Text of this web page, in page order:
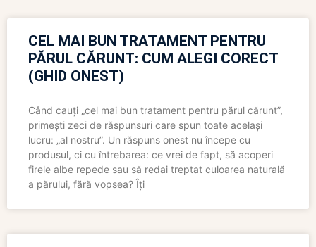
CEL MAI BUN TRATAMENT PENTRU
PĂRUL CĂRUNT: CUM ALEGI CORECT
(GHID ONEST)
Când cauți „cel mai bun tratament pentru părul cărunt”,
primești zeci de răspunsuri care spun toate același
lucru: „al nostru”. Un răspuns onest nu începe cu
produsul, ci cu întrebarea: ce vrei de fapt, să acoperi
firele albe repede sau să redai treptat culoarea naturală
a părului, fără vopsea? Îți